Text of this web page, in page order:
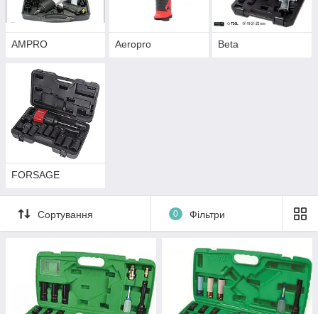
AMPRO Aeropro Beta
FORSAGE
Сортування 0 Фільтри